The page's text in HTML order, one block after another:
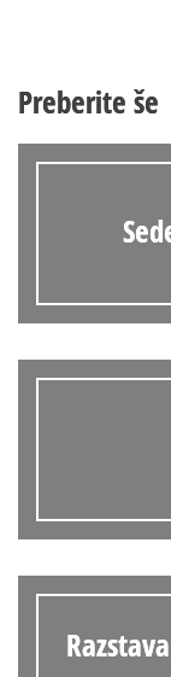
Preberite še